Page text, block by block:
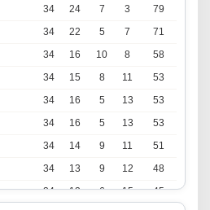
34 24 7 3
79
34 22 5 7
71
34 16 10 8
58
34 15 8 11
53
34 16 5 13
53
34 16 5 13
53
34 14 9 11
51
34 13 9 12
48
34 13 6 15
45